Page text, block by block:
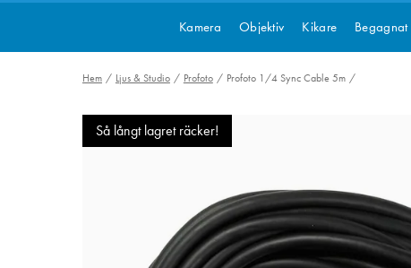
Kamera Objektiv Kikare Begagnat
Hem Ljus & Studio Profoto Profoto 1/4 Sync Cable 5m
Så långt lagret räcker!